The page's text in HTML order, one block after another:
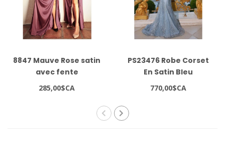
8847 Mauve Rose satin
avec fente
285,00$CA
PS23476 Robe Corset
En Satin Bleu
770,00$CA